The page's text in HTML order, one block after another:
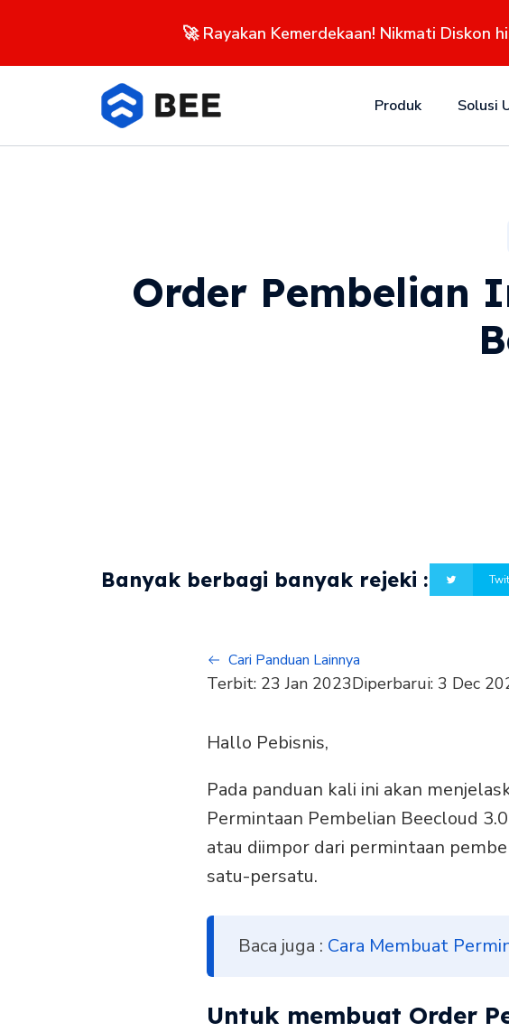
🚀 Rayakan Kemerdekaan! Nikmati Diskon
Produk Solusi
Order Pembelian
Banyak berbagi banyak rejeki :
Cari Panduan Lainnya
Terbit: 23 Jan 2023Diperbarui: 3 Dec
Hallo Pebisnis,
Pada panduan kali ini akan
Permintaan Pembelian Beecloud
atau diimpor dari permintaan
satu-persatu.
Baca juga : Cara Membuat
Untuk membuat Order